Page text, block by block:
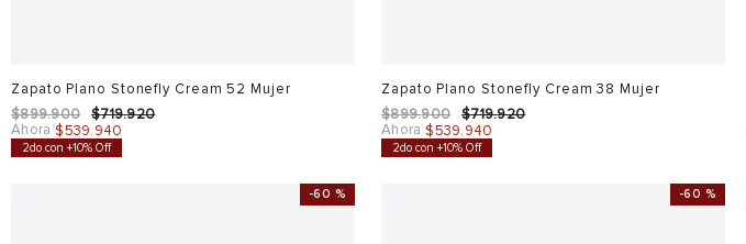
Zapato Plano Stonefly Cream 52 Mujer
$899.900 $719.920
Ahora $539.940
2do con +10% Off
Zapato Plano Stonefly Cream 38 Mujer
$899.900 $719.920
Ahora $539.940
2do con +10% Off
-60 % -60 %